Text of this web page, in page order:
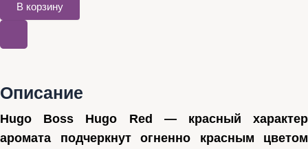
В корзину
Описание
Hugo Boss Hugo Red
— красный характер
аромата подчеркнут огненно красным цветом